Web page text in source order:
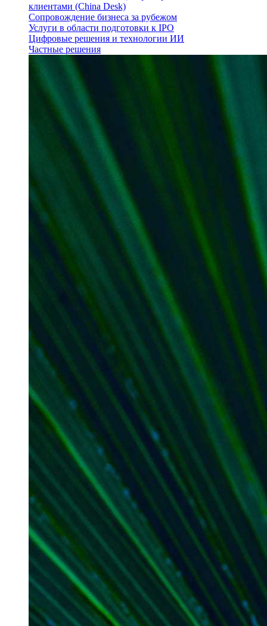
клиентами (China Desk)
Сопровождение бизнеса за рубежом
Услуги в области подготовки к IPO
Цифровые решения и технологии ИИ
Частные решения